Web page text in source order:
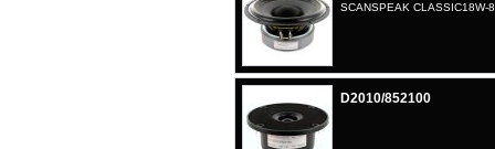
SCANSPEAK CLASSIC18W-
D2010/852100